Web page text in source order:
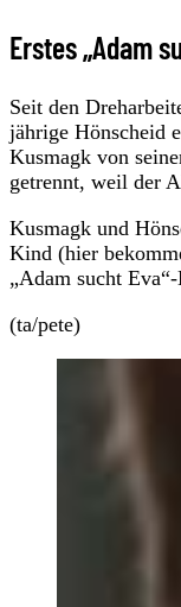
Erstes „Adam
Seit den
jährige Hönscheid
Kusmagk von
getrennt, weil der
Kusmagk und
Kind (hier
„Adam sucht
(ta/pete)